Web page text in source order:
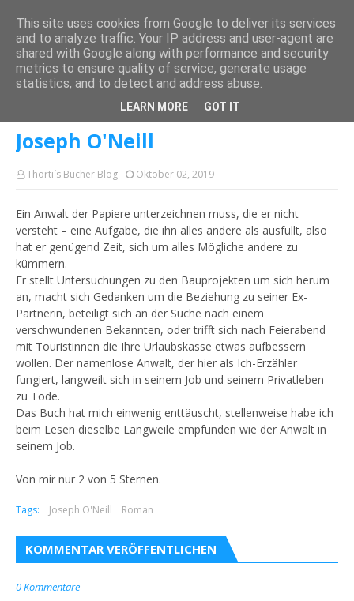
Startseite Roman Kurzrezension "Der Hund "von Joseph O'Neill
Kurzrezension "Der Hund "von
Joseph O'Neill
Thorti´s Bücher Blog Oktober 02, 2019
Ein Anwalt der Papiere unterzeichnen muss, die er nicht
versteht – eine Aufgabe, die ihn alles andere als ausfüllt, also
hat er genügend Zeit, sich um alles Mögliche andere zu
kümmern.
Er stellt Untersuchungen zu den Bauprojekten um sich herum
an, macht sich Gedanken um die Beziehung zu seiner Ex-
Partnerin, beteiligt sich an der Suche nach einem
verschwundenen Bekannten, oder trifft sich nach Feierabend
mit Touristinnen die Ihre Urlaubskasse etwas aufbessern
wollen. Der namenlose Anwalt, der hier als Ich-Erzähler
fungiert, langweilt sich in seinem Job und seinem Privatleben
zu Tode.
Das Buch hat mich einwenig enttäuscht, stellenweise habe ich
beim Lesen dieselbe Langweile empfunden wie der Anwalt in
seinem Job.
Von mir nur 2 von 5 Sternen.
Tags: Joseph O'Neill Roman
KOMMENTAR VERÖFFENTLICHEN
0 Kommentare
This site uses cookies from Google to deliver its services
and to analyze traffic. Your IP address and user-agent are
shared with Google along with performance and security
metrics to ensure quality of service, generate usage
statistics, and to detect and address abuse.
LEARN MORE GOT IT